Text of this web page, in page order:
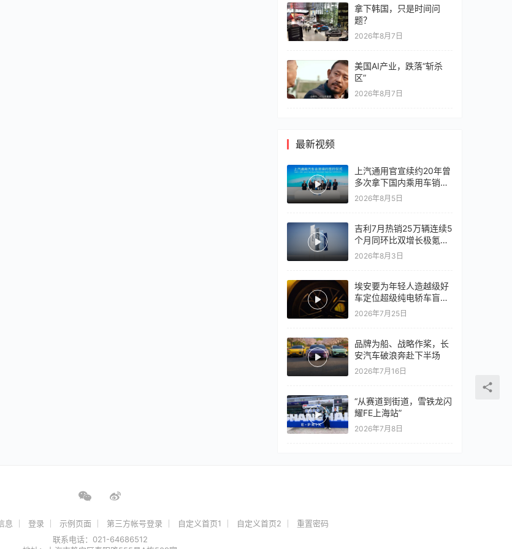
拿下韩国，只是时间问
题？
2026年8月7日
美国AI产业，跌落“斩杀
区”
2026年8月7日
最新视频
上汽通用官宣续约20年曾
多次拿下国内乘用车销冠
竞争激烈，上汽通用有信
2026年8月5日
吉利7月热销25万辆连续5
个月同环比双增长极氪销
量同比翻倍，出口再破10
2026年8月3日
埃安要为年轻人造越级好
车定位超级纯电轿车盲猜
18万以上
2026年7月25日
品牌为船、战略作桨，长
安汽车破浪奔赴下半场
2026年7月16日
“从赛道到街道，雪铁龙闪
耀FE上海站”
2026年7月8日
息 登录 示例页面 第三方帐号登录 自定义首页1 自定义首页2
重置密码
联系电话：021-64686512